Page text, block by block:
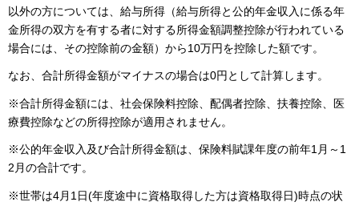
以外の方については、給与所得（給与所得と公的年金収入に係る年
金所得の双方を有する者に対する所得金額調整控除が行われている
場合には、その控除前の金額）から10万円を控除した額です。
なお、合計所得金額がマイナスの場合は0円として計算します。
※合計所得金額には、社会保険料控除、配偶者控除、扶養控除、医
療費控除などの所得控除が適用されません。
※公的年金収入及び合計所得金額は、保険料賦課年度の前年1月～1
2月の合計です。
※世帯は4月1日(年度途中に資格取得した方は資格取得日)時点の状